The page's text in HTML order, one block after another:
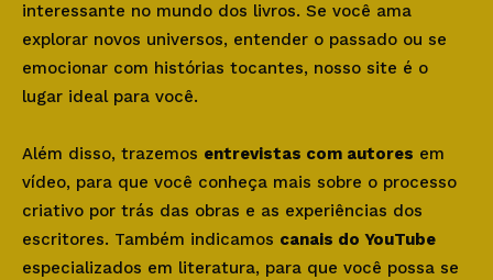
interessante no mundo dos livros. Se você ama
explorar novos universos, entender o passado ou se
emocionar com histórias tocantes, nosso site é o
lugar ideal para você.
Além disso, trazemos entrevistas com autores em
vídeo, para que você conheça mais sobre o processo
criativo por trás das obras e as experiências dos
escritores. Também indicamos canais do YouTube
especializados em literatura, para que você possa se